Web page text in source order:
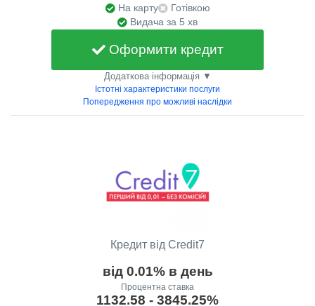
На карту
Готівкою
Видача за 5 хв
Оформити кредит
Додаткова інформація ▼
Істотні характеристики послуги
Попередження про можливі наслідки
Кредит від Credit7
від 0.01% в день
Процентна ставка
1132.58 - 3845.25%